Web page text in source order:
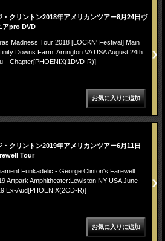
・クリントン2018年アメリカンツアー8月24日ヴ
アpro DVD
Madness Tour 2018 [LOCKN' Festival] Main
Downs Farm: Arrington VA USA August 24th
Chapter[PHOENIX(1DVD-R)]
・クリントン2019年アメリカンツアー6月11日
Tour
Funkadelic - George Clinton's Farewell
Artpark Amphitheater:Lewiston NY USA June
Ex-Aud[PHOENIX(2CD-R)]